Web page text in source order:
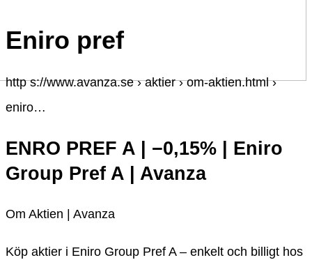
Eniro pref
http s://www.avanza.se › aktier › om-aktien.html ›
eniro…
ENRO PREF A | −0,15% | Eniro
Group Pref A | Avanza
Om Aktien | Avanza
Köp aktier i Eniro Group Pref A – enkelt och billigt hos